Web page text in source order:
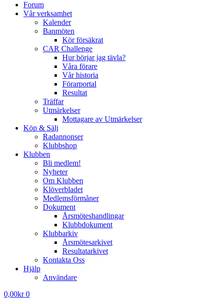
Forum
Vår verksamhet
Kalender
Banmöten
Kör försäkrat
CAR Challenge
Hur börjar jag tävla?
Våra förare
Vår historia
Förarportal
Resultat
Träffar
Utmärkelser
Mottagare av Utmärkelser
Köp & Sälj
Radannonser
Klubbshop
Klubben
Bli medlem!
Nyheter
Om Klubben
Klöverbladet
Medlemsförmåner
Dokument
Årsmöteshandlingar
Klubbdokument
Klubbarkiv
Årsmötesarkivet
Resultatarkivet
Kontakta Oss
Hjälp
Användare
0,00kr 0